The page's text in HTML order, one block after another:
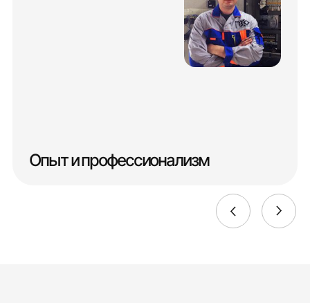
Опыт и профессионализм